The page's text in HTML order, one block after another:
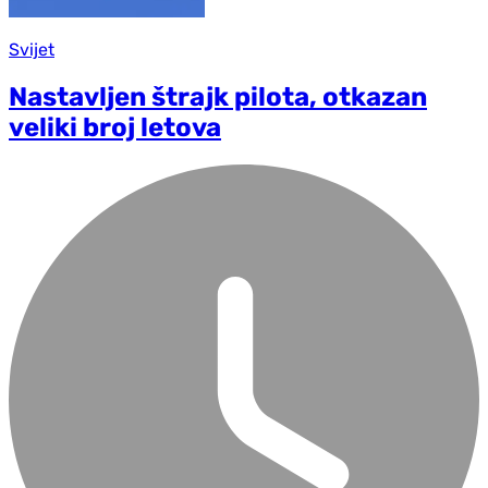
Svijet
Nastavljen štrajk pilota, otkazan
veliki broj letova